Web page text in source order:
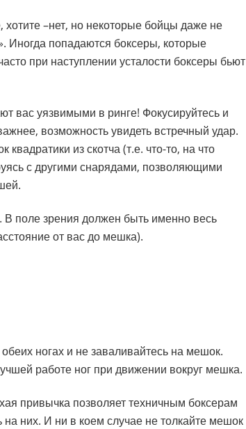
–нет, но некоторые бойцы даже не
Иногда попадаются боксеры, которые
при наступлении усталости боксеры бьют
вас уязвимыми в ринге! Фокусируйтесь и
возможность увидеть встречный удар.
из скотча (т.е. что-то, на что
с другими снарядами, позволяющими
В поле зрения должен быть именно весь
от вас до мешка).
ногах и не заваливайтесь на мешок.
работе ног при движении вокруг мешка.
привычка позволяет техничным боксерам
на них. И ни в коем случае не толкайте мешок